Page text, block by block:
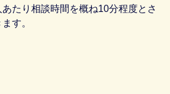
たり相談時間を概ね10分程度とさ
す。